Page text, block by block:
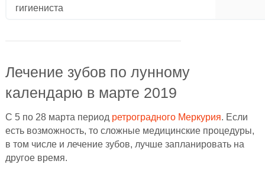
гигиениста
Лечение зубов по лунному
календарю в марте 2019
С 5 по 28 марта период ретроградного Меркурия. Если
есть возможность, то сложные медицинские процедуры,
в том числе и лечение зубов, лучше запланировать на
другое время.